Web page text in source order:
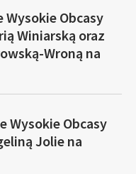
Wysokie Obcasy
Winiarską oraz
Wroną na
Wysokie Obcasy
Jolie na